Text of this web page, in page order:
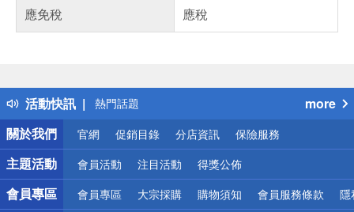
應免稅
應稅
活動快訊
得獎公告
熱門話題
銀行優惠
偏遠地區配送
詐騙網頁！請小心！
more
關於我們
官網 促銷目錄 分店資訊 保險服務
主題活動 會員活動 注目活動 得獎公佈
會員專區 會員專區 大宗採購 購物須知 會員服務條款 隱